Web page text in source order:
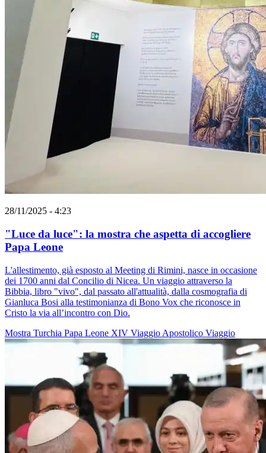
28/11/2025 - 4:23
"Luce da luce": la mostra che aspetta di accogliere
Papa Leone
L'allestimento, già esposto al Meeting di Rimini, nasce in occasione
dei 1700 anni dal Concilio di Nicea. Un viaggio attraverso la
Bibbia, libro "vivo", dal passato all'attualità, dalla cosmografia di
Gianluca Bosi alla testimonianza di Bono Vox che riconosce in
Cristo la via all’incontro con Dio.
Mostra Turchia Papa Leone XIV Viaggio Apostolico Viaggio